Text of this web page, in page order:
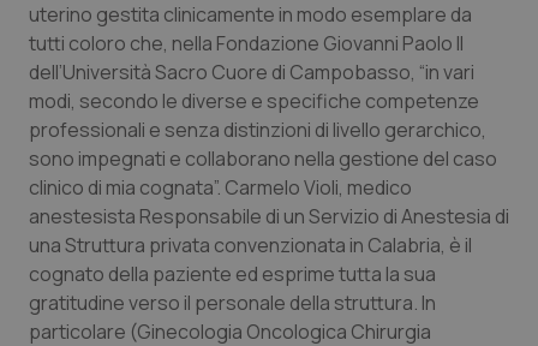
Campania
Emilia-Romagna
Friuli Venezia Giulia
Lazio
Liguria
Lombardia
Car-T
Colesterolo & coronaropatie
Dermatite Atopica
Diabete & glucometri
Disturbi dell’umore
Dolore
uterino gestita clinicamente in modo esemplare da
tutti coloro che, nella Fondazione Giovanni Paolo II
dell’Università Sacro Cuore di Campobasso, “in vari
modi, secondo le diverse e specifiche competenze
professionali e senza distinzioni di livello gerarchico,
sono impegnati e collaborano nella gestione del caso
clinico di mia cognata”. Carmelo Violi, medico
anestesista Responsabile di un Servizio di Anestesia di
una Struttura privata convenzionata in Calabria, è il
cognato della paziente ed esprime tutta la sua
gratitudine verso il personale della struttura. In
particolare (Ginecologia Oncologica Chirurgia